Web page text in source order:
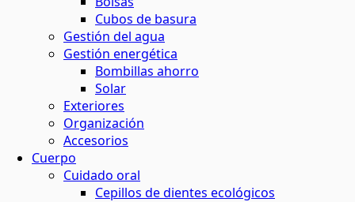
Cubos de basura
Gestión del agua
Gestión energética
Bombillas ahorro
Solar
Exteriores
Organización
Accesorios
Cuerpo
Cuidado oral
Cepillos de dientes ecológicos